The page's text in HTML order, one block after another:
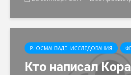
Р. ОСМАНЗАДЕ. ИССЛЕДОВАНИЯ
Кто написал